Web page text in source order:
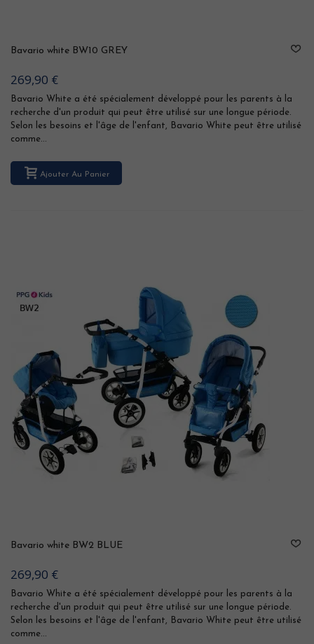
Bavario white BW10 GREY
269,90 €
Bavario White a été spécialement développé pour les parents à la
recherche d'un produit qui peut être utilisé sur une longue période.
Selon les besoins et l'âge de l'enfant, Bavario White peut être utilisé
comme...
Ajouter Au Panier
Bavario white BW2 BLUE
269,90 €
Bavario White a été spécialement développé pour les parents à la
recherche d'un produit qui peut être utilisé sur une longue période.
Selon les besoins et l'âge de l'enfant, Bavario White peut être utilisé
comme...